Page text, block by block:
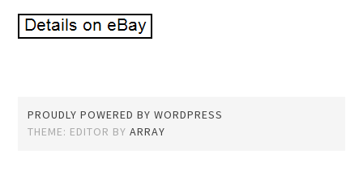
PROUDLY POWERED BY WORDPRESS
THEME: EDITOR BYARRAY